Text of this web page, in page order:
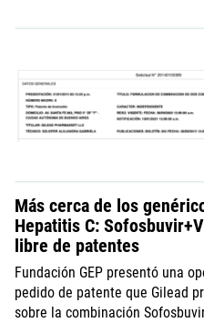
Más cerca de los
Hepatitis C:
libre de patentes
Fundación GEP presentó una
pedido de patente que Gilead
sobre la combinación